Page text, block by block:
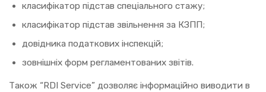
класифікатор підстав спеціального стажу;
класифікатор підстав звільнення за КЗПП;
довідника податкових інспекцій;
зовнішніх форм регламентованих звітів.
Також “RDI Service” дозволяє інформаційно виводити в